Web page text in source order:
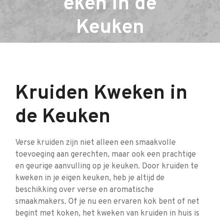
Keuken
Kruiden Kweken in
de Keuken
Verse kruiden zijn niet alleen een smaakvolle
toevoeging aan gerechten, maar ook een prachtige
en geurige aanvulling op je keuken. Door kruiden te
kweken in je eigen keuken, heb je altijd de
beschikking over verse en aromatische
smaakmakers. Of je nu een ervaren kok bent of net
begint met koken, het kweken van kruiden in huis is